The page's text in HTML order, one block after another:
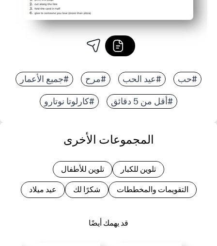
#حب #عيد الحب #مرح #جميع الأعمار
#أقل من 5 دقائق #كارلوتا نوتارو
قد يهمك أيضًا
المجموعات الأخرى
تلوين للكبار تلوين للأطفال
التقويمات والمخططات شكرًا لك عيد ميلاد